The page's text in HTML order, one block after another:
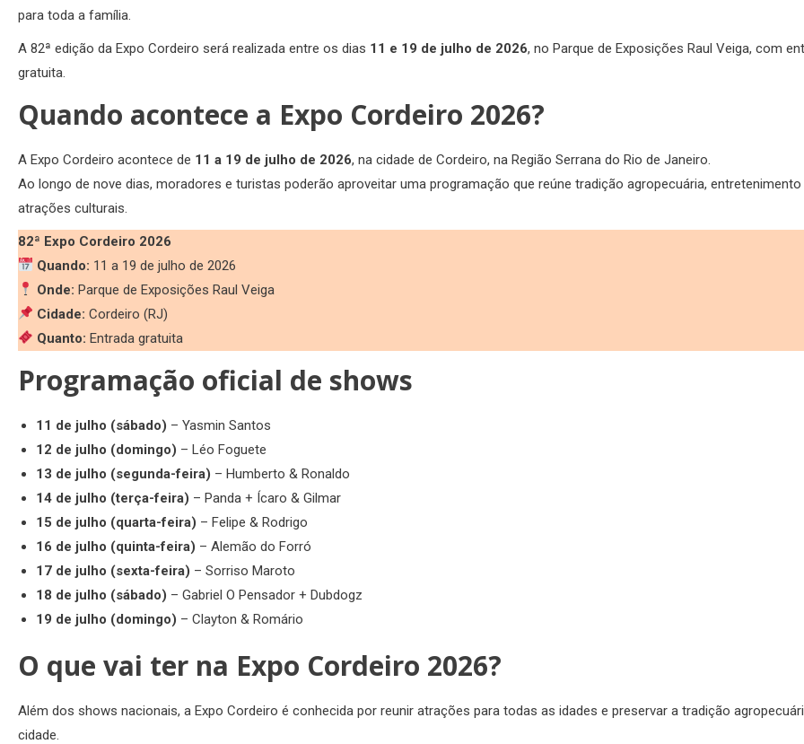
para toda a família.
A 82ª edição da Expo Cordeiro será realizada entre os dias 11 e 19 de julho de 2026, no Parque de Exposições Raul Veiga, com
gratuita.
Quando acontece a Expo Cordeiro 2026?
A Expo Cordeiro acontece de 11 a 19 de julho de 2026, na cidade de Cordeiro, na Região Serrana do Rio de Janeiro.
Ao longo de nove dias, moradores e turistas poderão aproveitar uma programação que reúne tradição agropecuária, entretenimento
atrações culturais.
82ª Expo Cordeiro 2026
Quando: 11 a 19 de julho de 2026
Onde: Parque de Exposições Raul Veiga
Cidade: Cordeiro (RJ)
Quanto: Entrada gratuita
Programação oficial de shows
11 de julho (sábado) – Yasmin Santos
12 de julho (domingo) – Léo Foguete
13 de julho (segunda-feira) – Humberto & Ronaldo
14 de julho (terça-feira) – Panda + Ícaro & Gilmar
15 de julho (quarta-feira) – Felipe & Rodrigo
16 de julho (quinta-feira) – Alemão do Forró
17 de julho (sexta-feira) – Sorriso Maroto
18 de julho (sábado) – Gabriel O Pensador + Dubdogz
19 de julho (domingo) – Clayton & Romário
O que vai ter na Expo Cordeiro 2026?
Além dos shows nacionais, a Expo Cordeiro é conhecida por reunir atrações para todas as idades e preservar a tradição
cidade.